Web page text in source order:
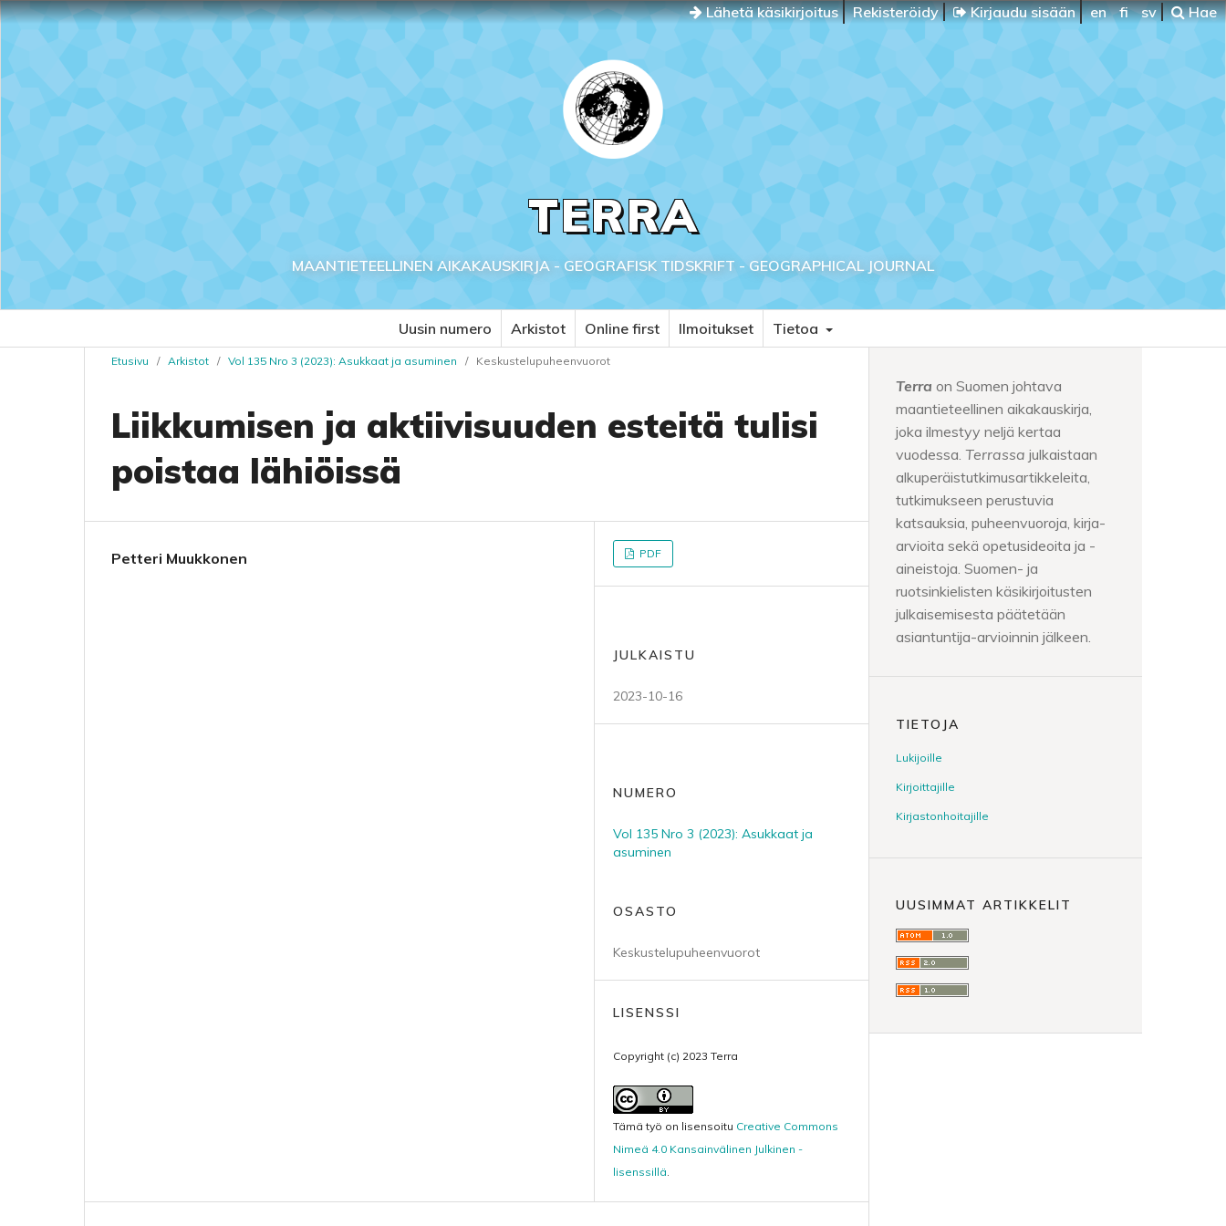
Lähetä käsikirjoitus Rekisteröidy Kirjaudu sisään en fi sv Hae
TERRA
MAANTIETEELLINEN AIKAKAUSKIRJA - GEOGRAFISK TIDSKRIFT - GEOGRAPHICAL JOURNAL
Uusin numero Arkistot Online first Ilmoitukset Tietoa
Etusivu / Arkistot / Vol 135 Nro 3 (2023): Asukkaat ja asuminen / Keskustelupuheenvuorot
Liikkumisen ja aktiivisuuden esteitä tulisi
poistaa lähiöissä
Petteri Muukkonen PDF
JULKAISTU
2023-10-16
NUMERO
Vol 135 Nro 3 (2023): Asukkaat ja
asuminen
OSASTO
Keskustelupuheenvuorot
LISENSSI
Copyright (c) 2023 Terra
Tämä työ on lisensoitu Creative Commons
Nimeä 4.0 Kansainvälinen Julkinen -
lisenssillä.
Terra on Suomen johtava
maantieteellinen aikakauskirja,
joka ilmestyy neljä kertaa
vuodessa. Terrassa julkaistaan
alkuperäistutkimusartikkeleita,
tutkimukseen perustuvia
katsauksia, puheenvuoroja, kirja-
arvioita sekä opetusideoita ja -
aineistoja. Suomen- ja
ruotsinkielisten käsikirjoitusten
julkaisemisesta päätetään
asiantuntija-arvioinnin jälkeen.
TIETOJA
Lukijoille
Kirjoittajille
Kirjastonhoitajille
UUSIMMAT ARTIKKELIT